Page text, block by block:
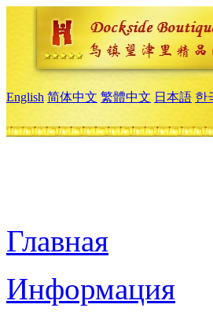
English 简体中文 繁體中文 日本語 한
Главная
Информация